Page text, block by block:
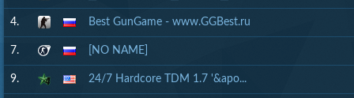
4. Best GunGame - www.GGBest.ru
7. [NO NAME]
9. 24/7 Hardcore TDM 1.7 '&apo...